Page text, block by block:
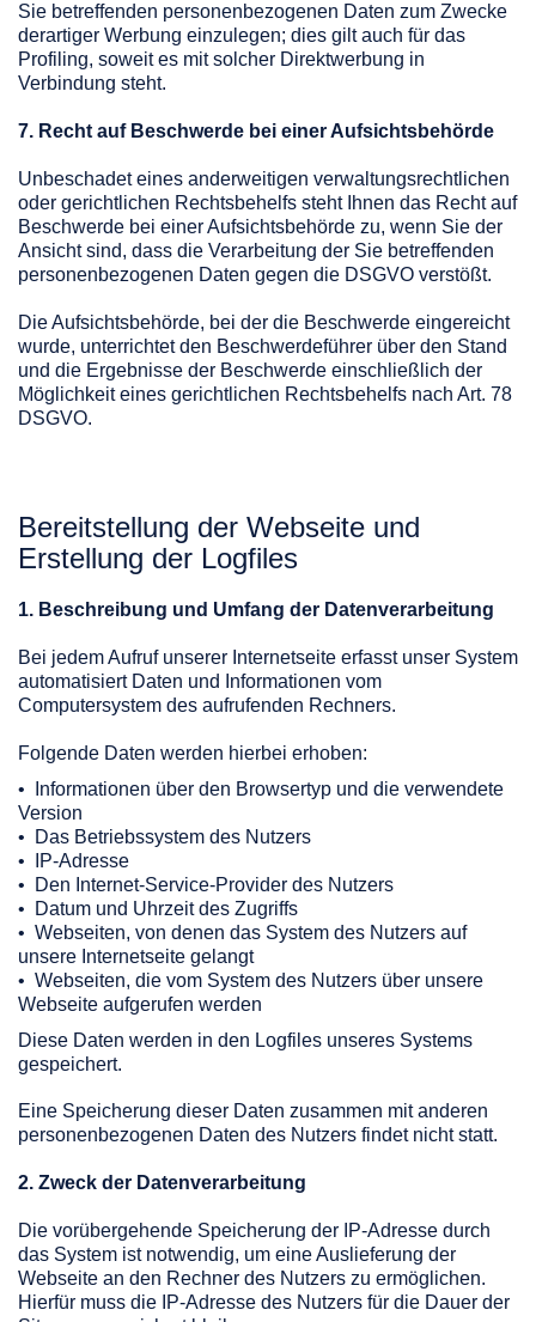
Sie betreffenden personenbezogenen Daten zum Zwecke
derartiger Werbung einzulegen; dies gilt auch für das
Profiling, soweit es mit solcher Direktwerbung in
Verbindung steht.
7. Recht auf Beschwerde bei einer Aufsichtsbehörde
Unbeschadet eines anderweitigen verwaltungsrechtlichen
oder gerichtlichen Rechtsbehelfs steht Ihnen das Recht auf
Beschwerde bei einer Aufsichtsbehörde zu, wenn Sie der
Ansicht sind, dass die Verarbeitung der Sie betreffenden
personenbezogenen Daten gegen die DSGVO verstößt.
Die Aufsichtsbehörde, bei der die Beschwerde eingereicht
wurde, unterrichtet den Beschwerdeführer über den Stand
und die Ergebnisse der Beschwerde einschließlich der
Möglichkeit eines gerichtlichen Rechtsbehelfs nach Art. 78
DSGVO.
Bereitstellung der Webseite und
Erstellung der Logfiles
1. Beschreibung und Umfang der Datenverarbeitung
Bei jedem Aufruf unserer Internetseite erfasst unser System
automatisiert Daten und Informationen vom
Computersystem des aufrufenden Rechners.
Folgende Daten werden hierbei erhoben:
• Informationen über den Browsertyp und die verwendete
Version
• Das Betriebssystem des Nutzers
• IP-Adresse
• Den Internet-Service-Provider des Nutzers
• Datum und Uhrzeit des Zugriffs
• Webseiten, von denen das System des Nutzers auf
unsere Internetseite gelangt
• Webseiten, die vom System des Nutzers über unsere
Webseite aufgerufen werden
Diese Daten werden in den Logfiles unseres Systems
gespeichert.
Eine Speicherung dieser Daten zusammen mit anderen
personenbezogenen Daten des Nutzers findet nicht statt.
2. Zweck der Datenverarbeitung
Die vorübergehende Speicherung der IP-Adresse durch
das System ist notwendig, um eine Auslieferung der
Webseite an den Rechner des Nutzers zu ermöglichen.
Hierfür muss die IP-Adresse des Nutzers für die Dauer der